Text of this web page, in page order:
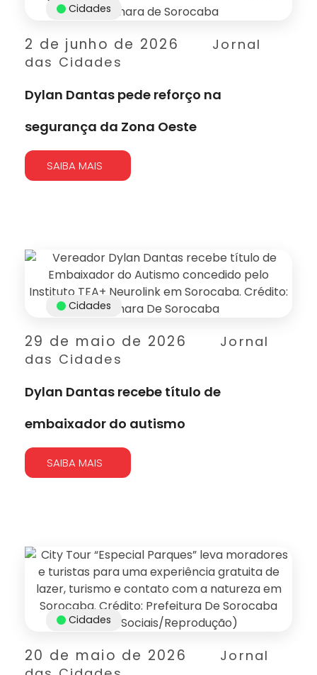
2 de junho de 2026
Jornal
das Cidades
Cidades
Dylan Dantas pede reforço na
segurança da Zona Oeste
SAIBA MAIS
29 de maio de 2026
Jornal
das Cidades
Cidades
Dylan Dantas recebe título de
embaixador do autismo
SAIBA MAIS
20 de maio de 2026
Jornal
Cidades